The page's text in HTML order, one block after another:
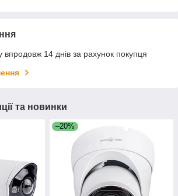
14 днів за рахунок покупця
та новинки
–20%